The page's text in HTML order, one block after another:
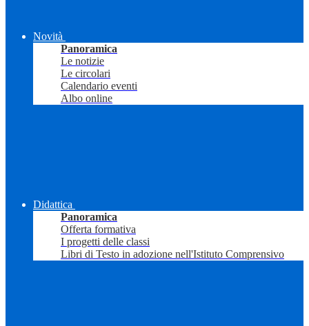
Novità
Panoramica
Le notizie
Le circolari
Calendario eventi
Albo online
Didattica
Panoramica
Offerta formativa
I progetti delle classi
Libri di Testo in adozione nell'Istituto Comprensivo